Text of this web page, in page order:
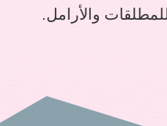
والأرامل.